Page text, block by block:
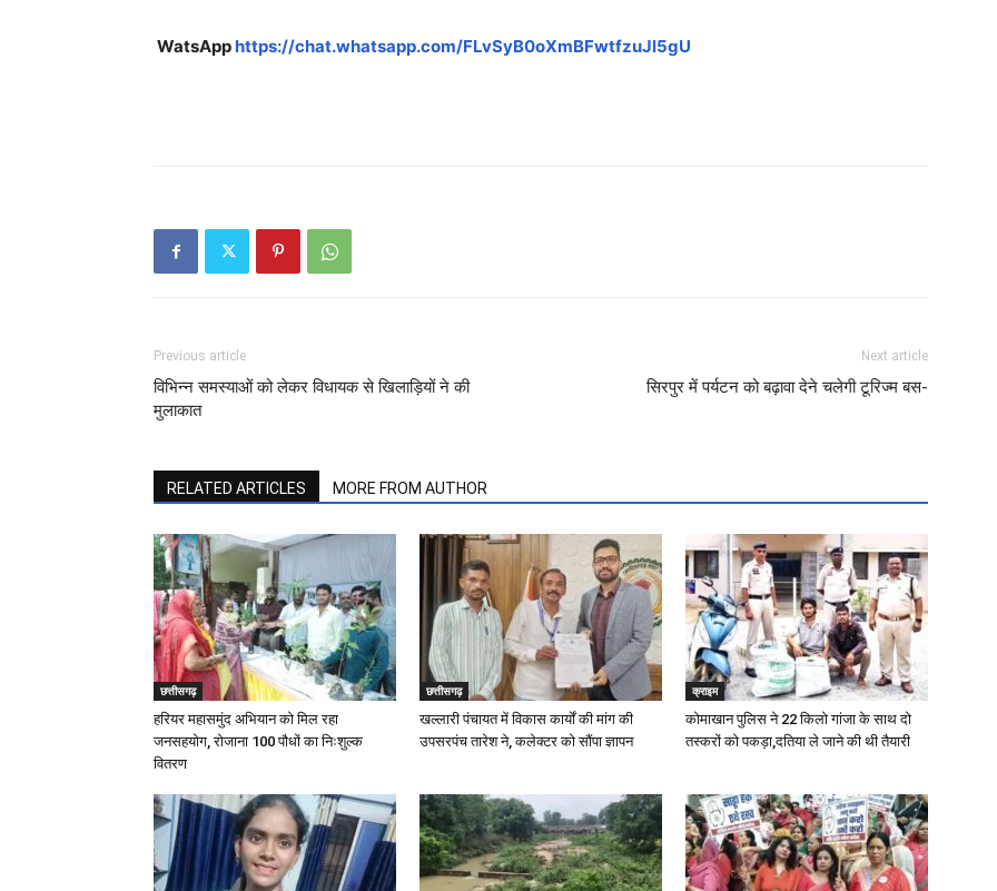
WatsApp https://chat.whatsapp.com/FLvSyB0oXmBFwtfzuJl5gU
Previous article
विभिन्न समस्याओं को लेकर विधायक से खिलाड़ियों ने की
मुलाकात
Next article
सिरपुर में पर्यटन को बढ़ावा देने चलेगी टूरिज्म बस-
RELATED ARTICLES MORE FROM AUTHOR
छत्तीसगढ़
हरियर महासमुंद अभियान को मिल रहा
जनसहयोग, रोजाना 100 पौधों का निःशुल्क
वितरण
छत्तीसगढ़
खल्लारी पंचायत में विकास कार्यों की मांग की
उपसरपंच तारेश ने, कलेक्टर को सौंपा ज्ञापन
क्राइम
कोमाखान पुलिस ने 22 किलो गांजा के साथ दो
तस्करों को पकड़ा,दतिया ले जाने की थी तैयारी